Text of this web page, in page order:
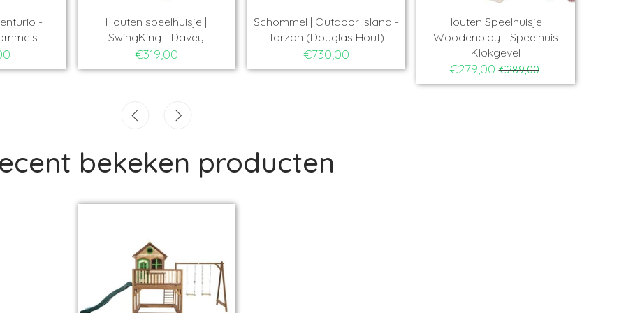
-
Houten speelhuisje |
SwingKing - Davey
€319,00
Schommel | Outdoor Island -
Tarzan (Douglas Hout)
€730,00
Houten Speelhuisje |
Woodenplay - Speelhuis
Klokgevel
€279,00 €289,00
bekeken producten